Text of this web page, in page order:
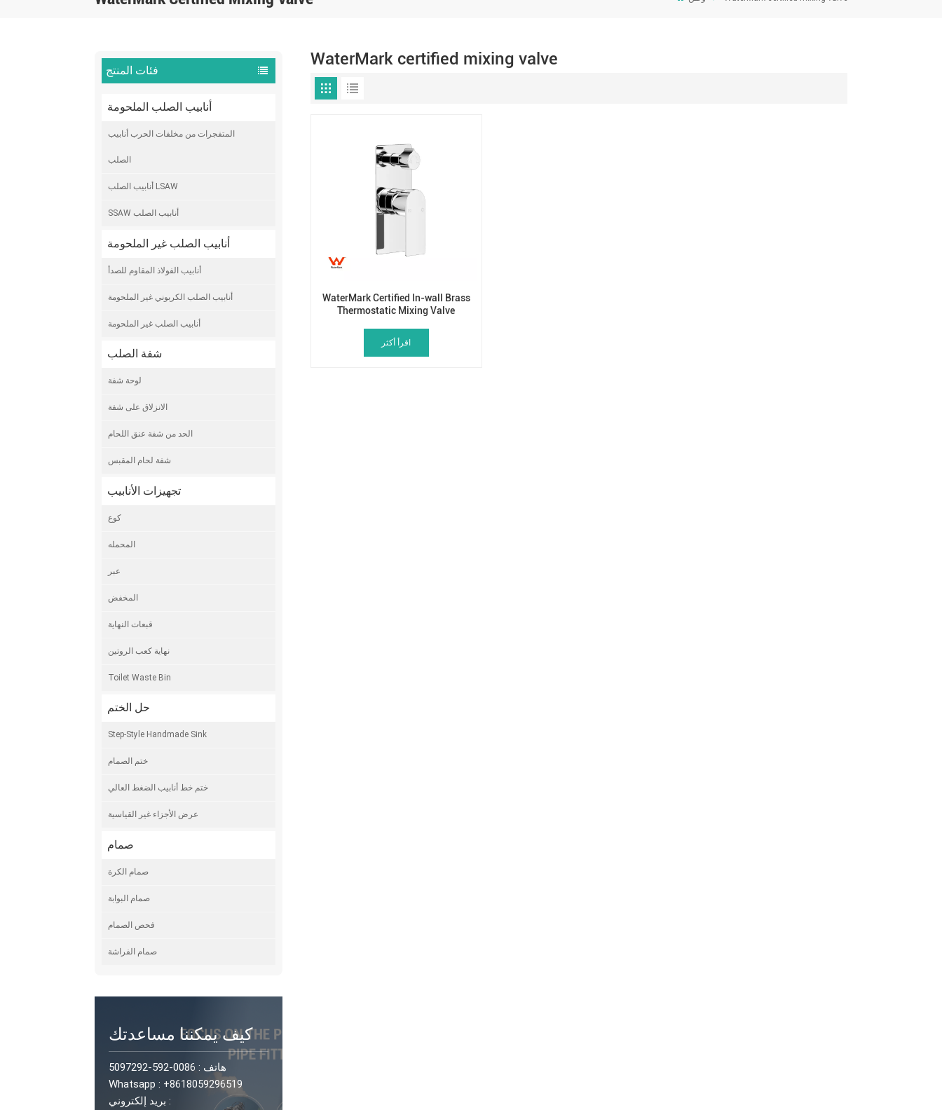
فئات المنتج
أنابيب الصلب الملحومة
المتفجرات من مخلفات الحرب أنابيب
الصلب
أنابيب الصلب LSAW
SSAW أنابيب الصلب
أنابيب الصلب غير الملحومة
أنابيب الفولاذ المقاوم للصدأ
أنابيب الصلب الكربوني غير الملحومة
أنابيب الصلب غير الملحومة
شفة الصلب
لوحة شفة
الانزلاق على شفة
الحد من شفة عنق اللحام
شفة لحام المقبس
تجهيزات الأنابيب
كوع
المحمله
عبر
المخفض
قبعات النهاية
نهاية كعب الروتين
Toilet Waste Bin
حل الختم
Step-Style Handmade Sink
ختم الصمام
ختم خط أنابيب الضغط العالي
عرض الأجزاء غير القياسية
صمام
صمام الكرة
صمام البوابة
فحص الصمام
صمام الفراشة
كيف يمكننا مساعدتك
هاتف : 0086-592-5097292
Whatsapp : +8618059296519
بريد إلكتروني :
WaterMark certified mixing valve
WaterMark Certified In-wall Brass
Thermostatic Mixing Valve
اقرأ أكثر